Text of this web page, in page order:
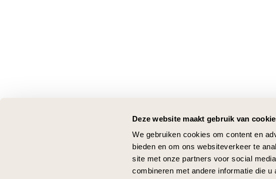
Deze website maakt gebruik van
We gebruiken cookies om content en
bieden en om ons websiteverkeer te
site met onze partners voor social
combineren met andere informatie die